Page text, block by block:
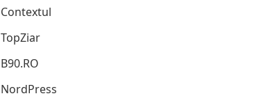
Contextul
TopZiar
B90.RO
NordPress